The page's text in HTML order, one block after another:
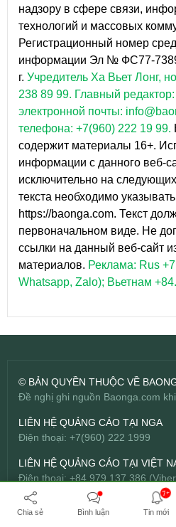
надзору в сфере связи,
технологий и массовых
Регистрационный номер
информации Эл № ФС77-
г. Учредитель Ха Вьет Лонг,
238 89 99. Главный
электронной почты:
телефона: +7(960) 222 19 99.
содержит материалы 16+.
информации с данного веб-
исключительно на
текста необходимо
https://baonga.com. Текст
первоначальном виде. Не
ссылки на данный веб-сайт
материалов. Реклама: Rus
Whatsapp, Zalo); Вьетнам
© BẢN QUYỀN THUỘC VỀ
Đề nghị ghi nguồn Baonga.com
LIÊN HỆ QUẢNG CÁO TẠI NGA
Điện thoại: +7(960) 222
LIÊN HỆ QUẢNG CÁO TẠI VIỆT
Điện thoại: +84.979.137.386
Email:
info@baonga.com
THIẾT KẾ WEBSITE CHUYÊN
Chia sẻ Bình luận
7+
Tin mới